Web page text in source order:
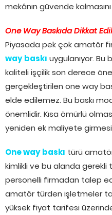
mekânın güvende kalmasını
One Way Baskıda Dikkat
Piyasada pek çok amatör
way baskı uygulanıyor. Bu
kaliteli işçilik son derece
gerçekleştirilen one way
elde edilemez. Bu baskı
önemlidir. Kısa ömürlü
yeniden ek maliyete
One way baskı türü
kimlikli ve bu alanda gerekli
personelli firmadan talep
amatör türden işletmeler
yüksek fiyat tarifesi